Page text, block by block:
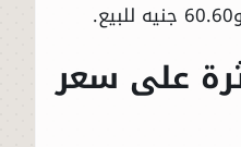
على سعر